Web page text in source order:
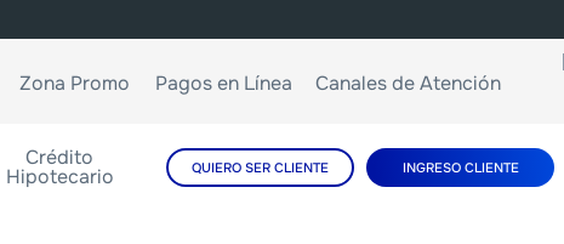
Zona Promo Pagos en Línea Canales de Atención
Crédito
Hipotecario QUIERO SER CLIENTE INGRESO CLIENTE